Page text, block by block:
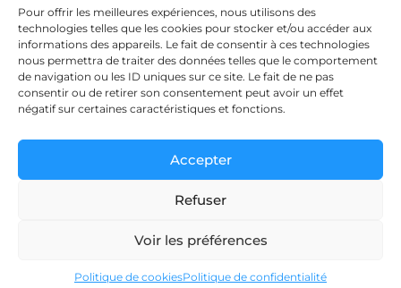
Pour offrir les meilleures expériences, nous utilisons des
technologies telles que les cookies pour stocker et/ou accéder aux
informations des appareils. Le fait de consentir à ces technologies
nous permettra de traiter des données telles que le comportement
de navigation ou les ID uniques sur ce site. Le fait de ne pas
consentir ou de retirer son consentement peut avoir un effet
négatif sur certaines caractéristiques et fonctions.
Accepter
Refuser
Voir les préférences
Politique de cookiesPolitique de confidentialité
ADMINISTRATIF
VIE ASSOCIATIVE
PARTENARIATS
CONTACT
PRÉ-INSCRIPTION
ÉCOLE
COLLÈGE
LYCÉE
RGPD
POLITIQUE DE COOKIES
Ensemble scolaire Saint Joseph – SAINT DIDIER SUR CHALARONNE – © Copyright